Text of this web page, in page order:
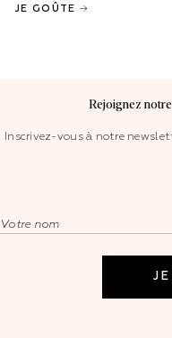
JE GOÛTE
Rejoignez
Inscrivez-vous à notre